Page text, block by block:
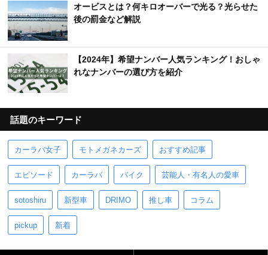
オービスとは？何キロオーバーで光る？光らせた
後の罰金など解説
【2024年】希望ナンバー人気ランキング！おしゃ
れなナンバーの選び方を紹介
話題のキーワード
カーラバ女子 モトメガネカーズ おすすめ記事
エピソード カーラバ バイク 芸能人・有名人の愛車
sotoshiru 新型車 DRIMO 推し車 コラム
pickup 新着